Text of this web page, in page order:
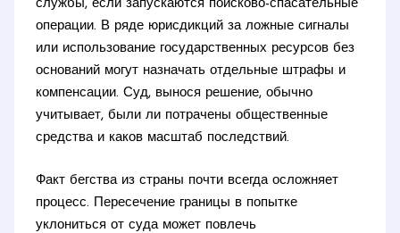
службы, если запускаются поисково-спасательные
операции. В ряде юрисдикций за ложные сигналы
или использование государственных ресурсов без
оснований могут назначать отдельные штрафы и
компенсации. Суд, вынося решение, обычно
учитывает, были ли потрачены общественные
средства и каков масштаб последствий.
Факт бегства из страны почти всегда осложняет
процесс. Пересечение границы в попытке
уклониться от суда может повлечь